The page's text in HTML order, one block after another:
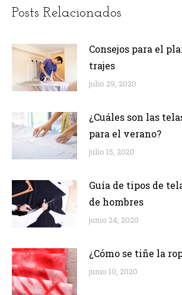
Posts Relacionados
Consejos para el
trajes
julio 29, 2020
¿Cuáles son las
para el verano?
julio 15, 2020
Guía de tipos de
de hombres
junio 24, 2020
¿Cómo se tiñe la
junio 10, 2020